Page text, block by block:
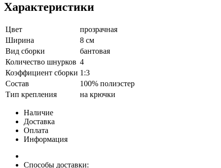
Характеристики
Цвет
прозрачная
Ширина
8 см
Вид сборки
бантовая
Количество шнурков 4
Коэффициент сборки 1:3
Состав
100% полиэстер
Тип крепления
на крючки
Наличие
Доставка
Оплата
Информация
Способы доставки: